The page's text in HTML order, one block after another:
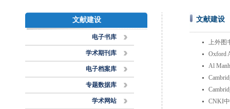
文献建设
电子书库
学术期刊库
电子档案库
专题数据库
学术网站
文献建设
上外图
Oxford
Al
CNKI